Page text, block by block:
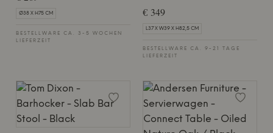
Ø38 X H75 CM
BESTELLWARE CA. 3-5 WOCHEN
LIEFERZEIT
€ 349
L37 X W39 X H82,5 CM
BESTELLWARE CA. 9-21 TAGE
LIEFERZEIT